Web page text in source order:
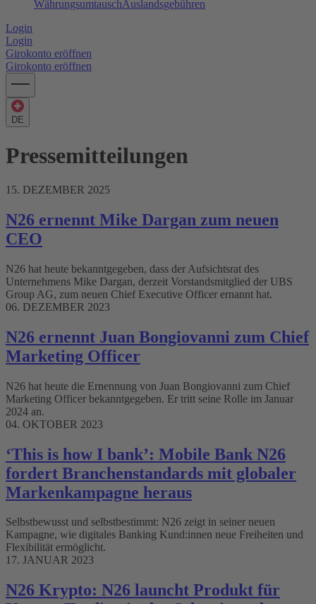
WährungsumtauschAuslandsgebühren
Login
Login
Girokonto eröffnen
Girokonto eröffnen
DE
Pressemitteilungen
15. DEZEMBER 2025
N26 ernennt Mike Dargan zum neuen
CEO
N26 hat heute bekanntgegeben, dass der Aufsichtsrat des
Unternehmens Mike Dargan, derzeit Vorstandsmitglied der UBS
Group AG, zum neuen Chief Executive Officer ernannt hat.
06. DEZEMBER 2023
N26 ernennt Juan Bongiovanni zum Chief
Marketing Officer
N26 hat heute die Ernennung von Juan Bongiovanni zum Chief
Marketing Officer bekanntgegeben. Er tritt seine Rolle im Januar
2024 an.
04. OKTOBER 2023
‘This is how I bank’: Mobile Bank N26
fordert Branchenstandards mit globaler
Markenkampagne heraus
Selbstbewusst und selbstbestimmt: N26 zeigt in seiner neuen
Kampagne, wie digitales Banking Kund:innen neue Freiheiten und
Flexibilität ermöglicht.
17. JANUAR 2023
N26 Krypto: N26 launcht Produkt für